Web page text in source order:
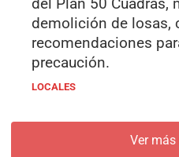
demolición de losas,
recomendaciones
precaución.
LOCALES
Ver